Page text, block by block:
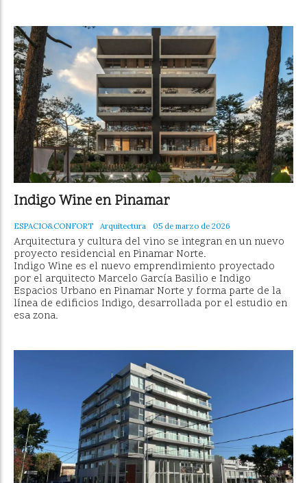
Indigo Wine en Pinamar
ESPACIO&CONFORT Arquitectura 05 de marzo de 2026
Arquitectura y cultura del vino se integran en un nuevo
proyecto residencial en Pinamar Norte.
Indigo Wine es el nuevo emprendimiento proyectado
por el arquitecto Marcelo García Basilio e Indigo
Espacios Urbano en Pinamar Norte y forma parte de la
línea de edificios Indigo, desarrollada por el estudio en
esa zona.